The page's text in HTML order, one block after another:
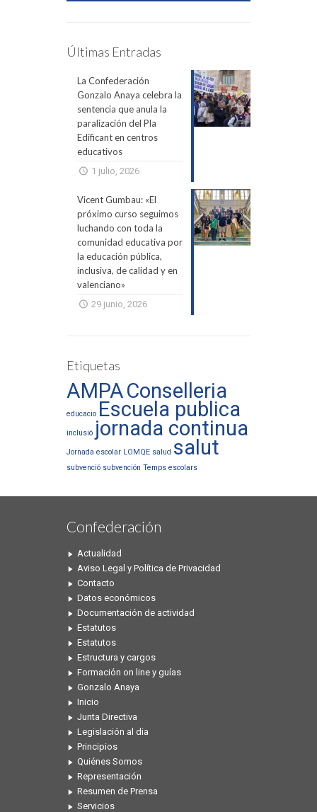
Últimas Entradas
La Confederación
Gonzalo Anaya celebra la
sentencia que anula la
paralización del Pla
Edificant en centros
educativos
1 julio, 2026
Vicent Gumbau: «El
próximo curso seguimos
luchando con toda la
comunidad educativa por
la educación pública,
inclusiva, de calidad y en
valenciano»
29 junio, 2026
Etiquetas
AMPAConselleria
educacio Escuela publica
inclusió jornada continua
Jornada escolar LOMQE salud salut
subvenció subvención Temps escolars
Confederación
Actualidad
Aviso Legal y Política de Privacidad
Contacto
Datos económicos
Documentación de actividad
Estatutos
Estatutos
Estructura y cargos
Formación on line y guías
Gonzalo Anaya
Inicio
Junta Directiva
Legislación al dia
Principios
Quiénes Somos
Representación
Resumen de Prensa
Servicios